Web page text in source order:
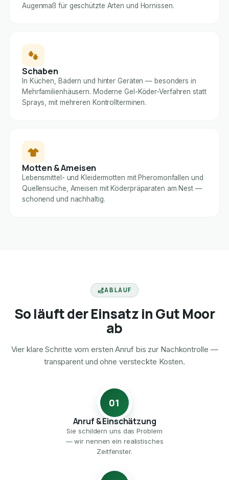
Augenmaß für geschützte Arten und Hornissen.
Schaben
In Küchen, Bädern und hinter Geräten — besonders in
Mehrfamilienhäusern. Moderne Gel-Köder-Verfahren statt
Sprays, mit mehreren Kontrollterminen.
Motten & Ameisen
Lebensmittel- und Kleidermotten mit Pheromonfallen und
Quellensuche, Ameisen mit Köderpräparaten am Nest —
schonend und nachhaltig.
ABLAUF
So läuft der Einsatz in Gut Moor
ab
Vier klare Schritte vom ersten Anruf bis zur Nachkontrolle —
transparent und ohne versteckte Kosten.
01
Anruf & Einschätzung
Sie schildern uns das Problem
— wir nennen ein realistisches
Zeitfenster.